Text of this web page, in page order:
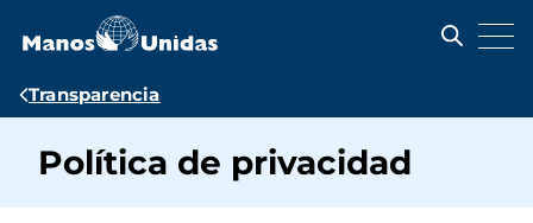
contenido
Ruta
navegación
Transparencia
Política de privacidad